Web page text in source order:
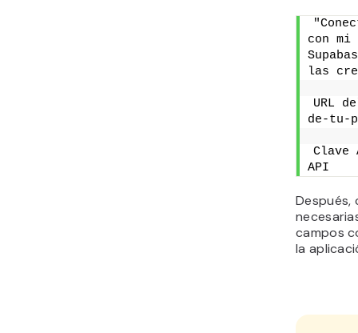
con mi
las
URL
de-tu-
Clave
API
Después,
campos
la